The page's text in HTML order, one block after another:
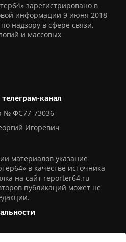
зарегистрировано в
информации 9 июня 2018
надзору в сфере связи,
и массовых
телеграм-канал
№ ФС77-73036
Игоревич
материалов указание
в качестве источника
на сайт reporter64.ru
публикаций может не